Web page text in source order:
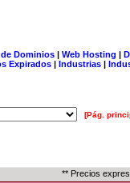
Dominios| Web Hosting |
Expirados | Industrias |
[Pág.
** Precios